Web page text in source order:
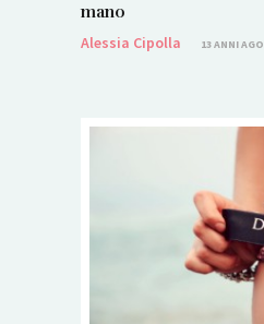
mano
Alessia Cipolla
13 ANNI AGO